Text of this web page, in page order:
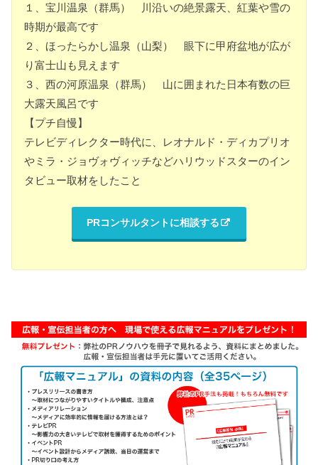
１、宝川温泉（群馬） 川沿いの絶景露天、紅葉や雪の
時期が最高です
２、ほったらかし温泉（山梨） 眼下に甲府盆地が広が
り富士山も見えます
３、西の河原温泉（群馬） 山に囲まれた日本有数の巨
大露天風呂です
【プチ自慢】
テレビディレクター時代に、レオナルド・ディカプリオ
やミラ・ジョヴォヴィッチなどハリウッドスターのイン
タビュー取材をしたこと
PRコンサルタントに相談する